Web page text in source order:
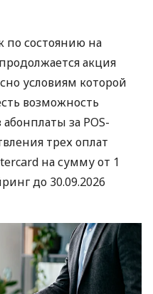
состоянию на
акция
условиям которой
возможность
за POS-
трех оплат
на сумму от 1
до 30.09.2026